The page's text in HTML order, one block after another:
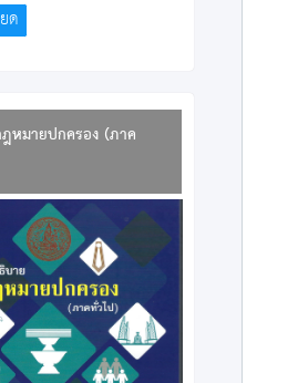
ด
หมายปกครอง (ภาค